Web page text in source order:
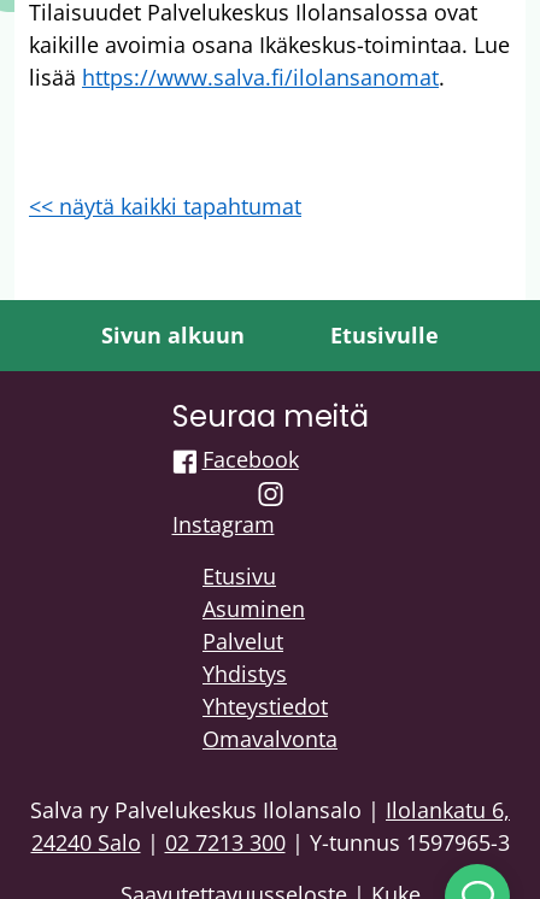
Tilaisuudet Palvelukeskus Ilolansalossa ovat
kaikille avoimia osana Ikäkeskus-toimintaa. Lue
lisää https://www.salva.fi/ilolansanomat.
<< näytä kaikki tapahtumat
Sivun alkuun Etusivulle
Seuraa meitä
Facebook
Instagram
Etusivu
Asuminen
Palvelut
Yhdistys
Yhteystiedot
Omavalvonta
Salva ry Palvelukeskus Ilolansalo | Ilolankatu 6,
24240 Salo | 02 7213 300| Y-tunnus 1597965-3